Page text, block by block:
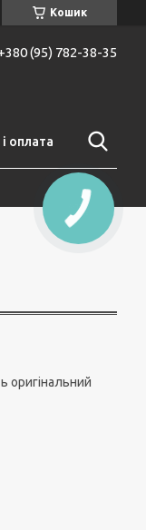
Кошик
(95) 782-38-35
оплата
оригінальний